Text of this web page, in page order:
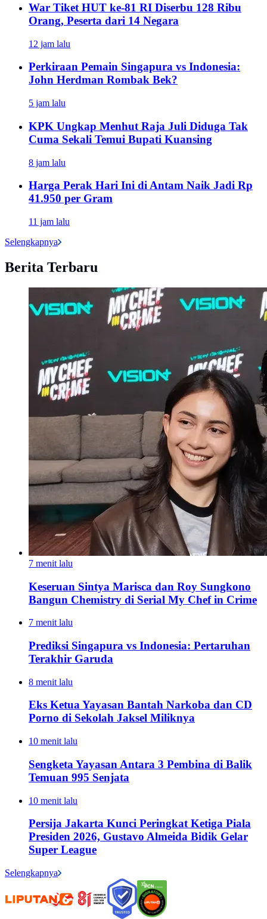
War Tiket HUT ke-81 RI Diserbu 128 Ribu
Orang, Peserta dari 14 Negara
12 jam lalu
Perkiraan Pemain Singapura vs Indonesia:
John Herdman Rombak Bek?
5 jam lalu
KPK Ungkap Menhut Raja Juli Diduga Tak
Cuma Sekali Temui Bupati Kuansing
8 jam lalu
Harga Perak Hari Ini di Antam Naik Jadi Rp
41.950 per Gram
11 jam lalu
Selengkapnya
Berita Terbaru
7 menit lalu
Keseruan Sintya Marisca dan Roy Sungkono
Bangun Chemistry di Serial My Chef in Crime
7 menit lalu
Prediksi Singapura vs Indonesia: Pertaruhan
Terakhir Garuda
8 menit lalu
Eks Ketua Yayasan Bantah Narkoba dan CD
Porno di Sekolah Jaksel Miliknya
10 menit lalu
Sengketa Yayasan Antara 3 Pembina di Balik
Temuan 995 Senjata
10 menit lalu
Persija Jakarta Kunci Peringkat Ketiga Piala
Presiden 2026, Gustavo Almeida Bidik Gelar
Super League
Selengkapnya